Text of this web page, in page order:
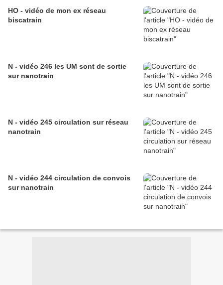
HO - vidéo de mon ex réseau
biscatrain
N - vidéo 246 les UM sont de sortie
sur nanotrain
N - vidéo 245 circulation sur réseau
nanotrain
N - vidéo 244 circulation de convois
sur nanotrain